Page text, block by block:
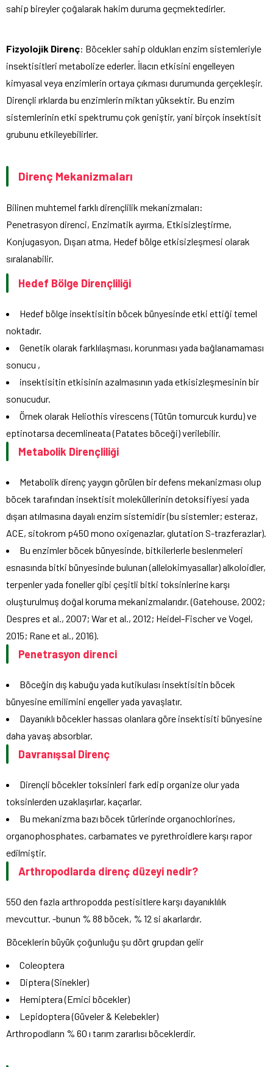
sahip bireyler çoğalarak hakim duruma geçmektedirler.
Fizyolojik Direnç: Böcekler sahip oldukları enzim sistemleriyle
insektisitleri metabolize ederler. İlacın etkisini engelleyen
kimyasal veya enzimlerin ortaya çıkması durumunda gerçekleşir.
Dirençli ırklarda bu enzimlerin miktarı yüksektir. Bu enzim
sistemlerinin etki spektrumu çok geniştir, yani birçok insektisit
grubunu etkileyebilirler.
Direnç Mekanizmaları
Bilinen muhtemel farklı dirençlilik mekanizmaları:
Penetrasyon direnci, Enzimatik ayırma, Etkisizleştirme,
Konjugasyon, Dışarı atma, Hedef bölge etkisizleşmesi olarak
sıralanabilir.
Hedef Bölge Dirençliliği
Hedef bölge insektisitin böcek bünyesinde etki ettiği temel
noktadır.
Genetik olarak farklılaşması, korunması yada bağlanamaması
sonucu ,
insektisitin etkisinin azalmasının yada etkisizleşmesinin bir
sonucudur.
Örnek olarak Heliothis virescens (Tütün tomurcuk kurdu) ve
eptinotarsa decemlineata (Patates böceği) verilebilir.
Metabolik Dirençliliği
Metabolik direnç yaygın görülen bir defens mekanizması olup
böcek tarafından insektisit moleküllerinin detoksifiyesi yada
dışarı atılmasına dayalı enzim sistemidir (bu sistemler; esteraz,
ACE, sitokrom p450 mono oxigenazlar, glutation S-trazferazlar).
Bu enzimler böcek bünyesinde, bitkilerlerle beslenmeleri
esnasında bitki bünyesinde bulunan (allelokimyasallar) alkoloidler,
terpenler yada foneller gibi çeşitli bitki toksinlerine karşı
oluşturulmuş doğal koruma mekanizmalarıdır. (Gatehouse, 2002;
Despres et al., 2007; War et al., 2012; Heidel-Fischer ve Vogel,
2015; Rane et al., 2016).
Penetrasyon direnci
Böceğin dış kabuğu yada kutikulası insektisitin böcek
bünyesine emilimini engeller yada yavaşlatır.
Dayanıklı böcekler hassas olanlara göre insektisiti bünyesine
daha yavaş absorblar.
Davranışsal Direnç
Dirençli böcekler toksinleri fark edip organize olur yada
toksinlerden uzaklaşırlar, kaçarlar.
Bu mekanizma bazı böcek türlerinde organochlorines,
organophosphates, carbamates ve pyrethroidlere karşı rapor
edilmiştir.
Arthropodlarda direnç düzeyi nedir?
550 den fazla arthropodda pestisitlere karşı dayanıklılık
mevcuttur. -bunun % 88 böcek, % 12 si akarlardır.
Böceklerin büyük çoğunluğu şu dört grupdan gelir
Coleoptera
Diptera (Sinekler)
Hemiptera (Emici böcekler)
Lepidoptera (Güveler & Kelebekler)
Arthropodların % 60 ı tarım zararlısı böceklerdir.